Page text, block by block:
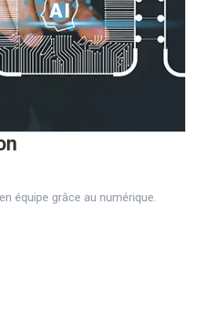
équipe grâce au numérique.